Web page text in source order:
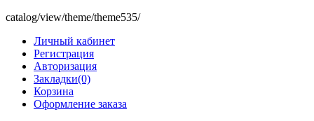
catalog/view/theme/theme535/
Личный кабинет
Регистрация
Авторизация
Закладки(0)
Корзина
Оформление заказа